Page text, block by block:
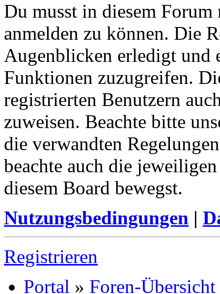
Du musst in diesem
anmelden zu können. Die
Augenblicken erledigt und
Funktionen zuzugreifen.
registrierten Benutzern
zuweisen. Beachte bitte
die verwandten
beachte auch die
diesem Board bewegst.
Nutzungsbedingungen |
Registrieren
Portal » Foren-Übersicht